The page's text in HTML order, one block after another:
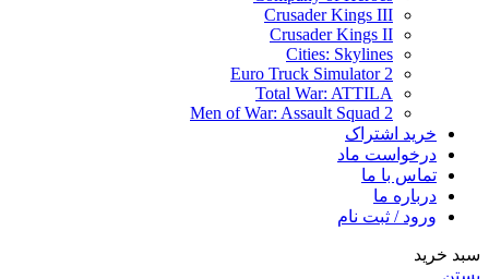
Crusader Kings III
Crusader Kings II
Cities: Skylines
Euro Truck Simulator 2
Total War: ATTILA
Men of War: Assault Squad 2
خرید اشتراک
درخواست ماد
تماس با ما
درباره ما
ورود / ثبت نام
سبد خرید
بستن